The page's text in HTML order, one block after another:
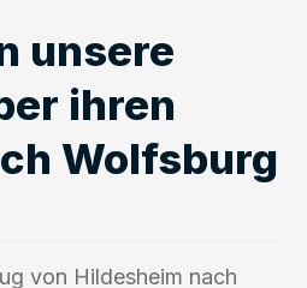
unsere
ihren
Wolfsburg
von Hildesheim nach